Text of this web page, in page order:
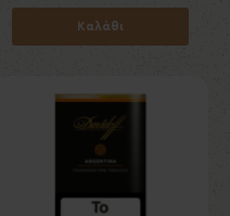
Καλάθι